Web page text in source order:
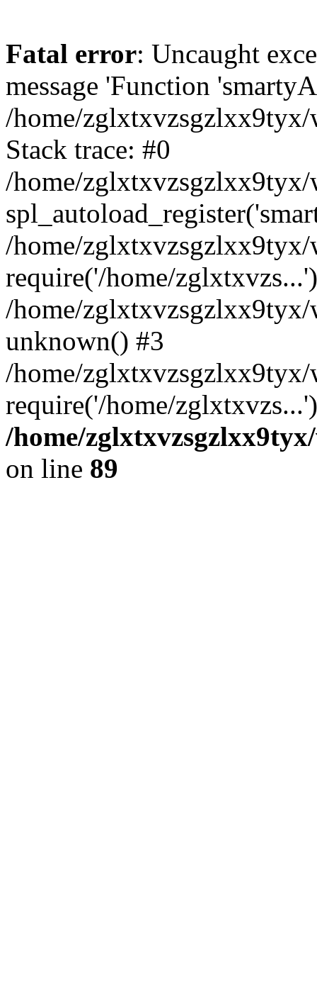
Fatal error: Uncaught
message 'Function
/home/zglxtxvzsgzlxx9tyx/
Stack trace: #0
/home/zglxtxvzsgzlxx9tyx/
/home/
require('/home/
/home/
unknown() #3
/home/
require('/home/
/home/
on line 89